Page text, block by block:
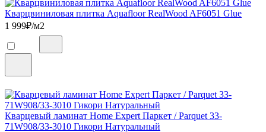
Кварцвиниловая плитка Aquafloor RealWood AF6051 Glue
1 999₽/м2
Кварцевый ламинат Home Expert Паркет / Parquet 33-
71W908/33-3010 Гикори Натуральный